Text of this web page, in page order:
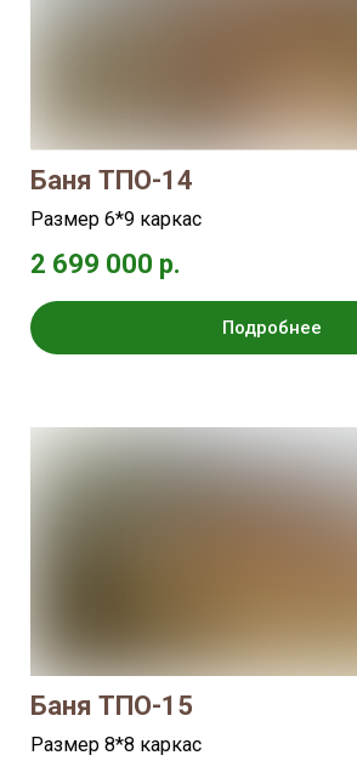
Баня ТПО-14
Размер 6*9 каркас
2 699 000 р.
Подробнее
Баня ТПО-15
Размер 8*8 каркас